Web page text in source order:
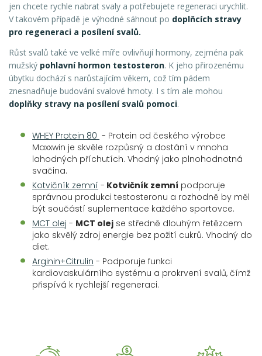
jen chcete rychle nabrat svaly a potřebujete regeneraci urychlit.
V takovém případě je výhodné sáhnout po doplňcích stravy
pro regeneraci a posílení svalů.
Růst svalů také ve velké míře ovlivňují hormony, zejména pak
mužský pohlavní hormon testosteron. K jeho přirozenému
úbytku dochází s narůstajícím věkem, což tím pádem
znesnadňuje budování svalové hmoty. I s tím ale mohou
doplňky stravy na posílení svalů pomoci.
WHEY Protein 80 - Protein od českého výrobce
Maxxwin je skvěle rozpůsný a dostání v mnoha
lahodných příchutích. Vhodný jako plnohodnotná
svačina.
Kotvičník zemní - Kotvičník zemní podporuje
správnou produkci testosteronu a rozhodně by měl
být součástí suplementace každého sportovce.
MCT olej - MCT olej se středně dlouhým řetězcem
jako skvělý zdroj energie bez požití cukrů. Vhodný do
diet.
Arginin+Citrulin - Podporuje funkci
kardiovaskulárního systému a prokrvení svalů, čímž
přispívá k rychlejší regeneraci.